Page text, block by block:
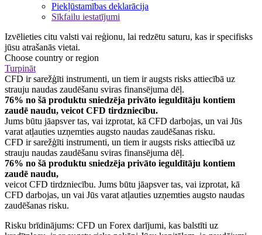
Piekļūstamības deklarācija
Sīkfailu iestatījumi
Izvēlieties citu valsti vai reģionu, lai redzētu saturu, kas ir specifisks
jūsu atrašanās vietai.
Choose country or region
Turpināt
CFD ir sarežģīti instrumenti, un tiem ir augsts risks attiecībā uz
strauju naudas zaudēšanu sviras finansējuma dēļ.
76% no šā produktu sniedzēja privāto ieguldītāju kontiem
zaudē naudu, veicot CFD tirdzniecību.
Jums būtu jāapsver tas, vai izprotat, kā CFD darbojas, un vai Jūs
varat atļauties uzņemties augsto naudas zaudēšanas risku.
CFD ir sarežģīti instrumenti, un tiem ir augsts risks attiecībā uz
strauju naudas zaudēšanu sviras finansējuma dēļ.
76% no šā produktu sniedzēja privāto ieguldītāju kontiem
zaudē naudu,
veicot CFD tirdzniecību. Jums būtu jāapsver tas, vai izprotat, kā
CFD darbojas, un vai Jūs varat atļauties uzņemties augsto naudas
zaudēšanas risku.
Risku brīdinājums: CFD un Forex darījumi, kas balstīti uz